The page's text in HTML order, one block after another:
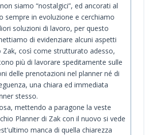
siamo “nostalgici”, ed ancorati al
sempre in evoluzione e cerchiamo
soluzioni di lavoro, per questo
di evidenziare alcuni aspetti
Zak, così come strutturato adesso,
più di lavorare speditamente sulle
delle prenotazioni nel planner né di
una chiara ed immediata
stesso.
mettendo a paragone la veste
Planner di Zak con il nuovo si vede
manca di quella chiarezza